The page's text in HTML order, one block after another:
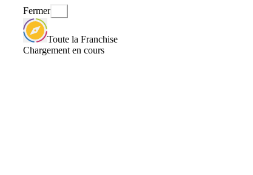
Fermer
Toute la Franchise
Chargement en cours